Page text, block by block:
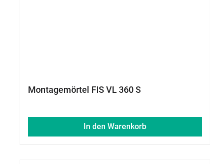
Montagemörtel FIS VL 360 S
In den Warenkorb